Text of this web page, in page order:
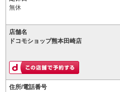
無休
店舗名
ドコモショップ熊本田崎店
住所/電話番号